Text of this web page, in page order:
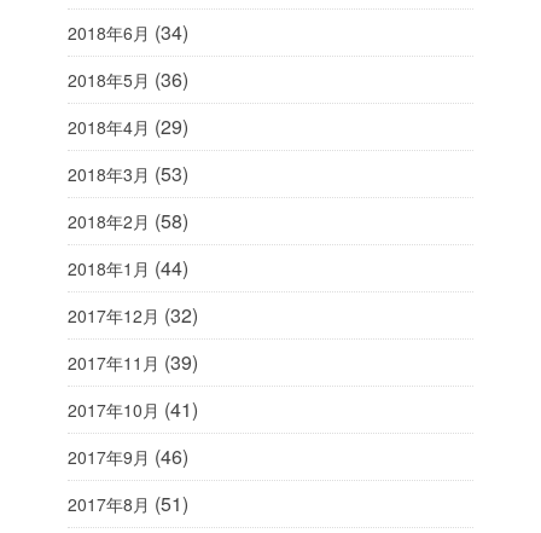
2018年6月 (34)
2018年5月 (36)
2018年4月 (29)
2018年3月 (53)
2018年2月 (58)
2018年1月 (44)
2017年12月 (32)
2017年11月 (39)
2017年10月 (41)
2017年9月 (46)
2017年8月 (51)